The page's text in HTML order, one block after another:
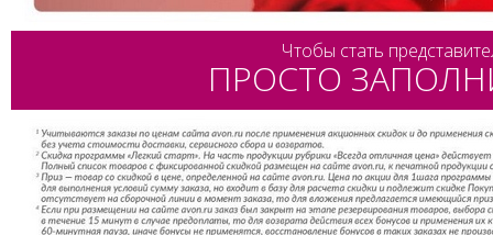
Чтобы стать
ПРОСТО